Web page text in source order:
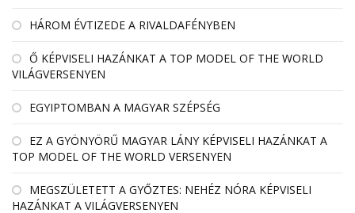
HÁROM ÉVTIZEDE A RIVALDAFÉNYBEN
Ő KÉPVISELI HAZÁNKAT A TOP MODEL OF THE WORLD
VILÁGVERSENYEN
EGYIPTOMBAN A MAGYAR SZÉPSÉG
EZ A GYÖNYÖRŰ MAGYAR LÁNY KÉPVISELI HAZÁNKAT A
TOP MODEL OF THE WORLD VERSENYEN
MEGSZÜLETETT A GYŐZTES: NEHÉZ NÓRA KÉPVISELI
HAZÁNKAT A VILÁGVERSENYEN